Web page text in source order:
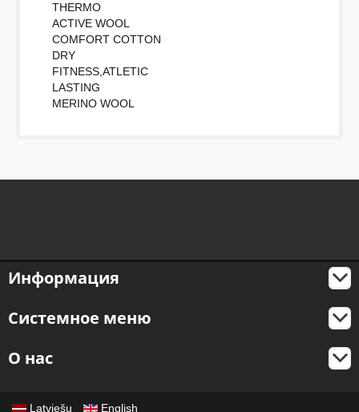
THERMO
ACTIVE WOOL
COMFORT COTTON
DRY
FITNESS,ATLETIC
LASTING
MERINO WOOL
Информация
Системное меню
О нас
Latviešu English